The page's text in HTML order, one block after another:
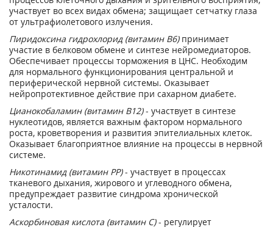
участвует во всех видах обмена; защищает сетчатку глаза
от ультрафиолетового излучения.
Пиридоксина гидрохлорид (витамин В6)принимает
участие в белковом обмене и синтезе нейромедиаторов.
Обеспечивает процессы торможения в ЦНС. Необходим
для нормального функционирования центральной и
периферической нервной системы. Оказывает
нейропротективное действие при сахарном диабете.
Цианокобаламин (витамин В12)- участвует в синтезе
нуклеотидов, является важным фактором нормального
роста, кроветворения и развития эпителиальных клеток.
Оказывает благоприятное влияние на процессы в нервной
системе.
Никотинамид (витамин РР)- участвует в процессах
тканевого дыхания, жирового и углеводного обмена,
предупреждает развитие синдрома хронической
усталости.
Аскорбиновая кислота (витамин С)- регулирует